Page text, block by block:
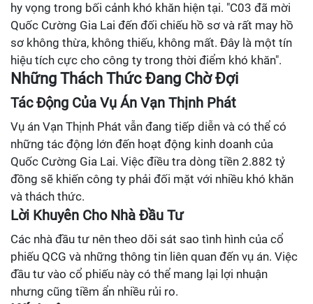
hy vọng trong bối cảnh khó khăn hiện tại. "C03 đã mời
Quốc Cường Gia Lai đến đối chiếu hồ sơ và rất may hồ
sơ không thừa, không thiếu, không mất. Đây là một tín
hiệu tích cực cho công ty trong thời điểm khó khăn".
Những Thách Thức Đang Chờ Đợi
Tác Động Của Vụ Án Vạn Thịnh Phát
Vụ án Vạn Thịnh Phát vẫn đang tiếp diễn và có thể có
những tác động lớn đến hoạt động kinh doanh của
Quốc Cường Gia Lai. Việc điều tra dòng tiền 2.882 tỷ
đồng sẽ khiến công ty phải đối mặt với nhiều khó khăn
và thách thức.
Lời Khuyên Cho Nhà Đầu Tư
Các nhà đầu tư nên theo dõi sát sao tình hình của cổ
phiếu QCG và những thông tin liên quan đến vụ án. Việc
đầu tư vào cổ phiếu này có thể mang lại lợi nhuận
nhưng cũng tiềm ẩn nhiều rủi ro.